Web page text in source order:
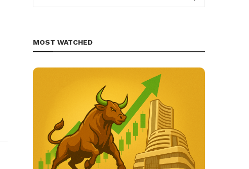
MOST WATCHED